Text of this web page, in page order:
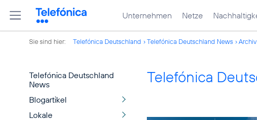
Unternehmen Netze
Sie sind hier: Telefónica Deutschland Telefónica Deutschland News
Telefónica Deutschland
News
Blogartikel
Lokale
Telefónica